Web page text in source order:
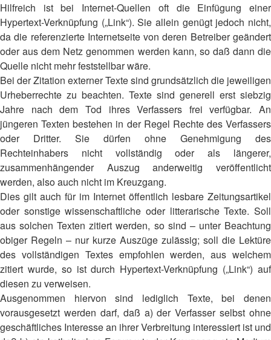
Hilfreich ist bei Internet-Quellen oft die Einfügung einer
Hypertext-Verknüpfung („Link“). Sie allein genügt jedoch nicht,
da die referenzierte Internetseite von deren Betreiber geändert
oder aus dem Netz genommen werden kann, so daß dann die
Quelle nicht mehr feststellbar wäre.
Bei der Zitation externer Texte sind grundsätzlich die jeweiligen
Urheberrechte zu beachten. Texte sind generell erst siebzig
Jahre nach dem Tod ihres Verfassers frei verfügbar. An
jüngeren Texten bestehen in der Regel Rechte des Verfassers
oder Dritter. Sie dürfen ohne Genehmigung des
Rechteinhabers nicht vollständig oder als längerer,
zusammenhängender Auszug anderweitig veröffentlicht
werden, also auch nicht im Kreuzgang.
Dies gilt auch für im Internet öffentlich lesbare Zeitungsartikel
oder sonstige wissenschaftliche oder litterarische Texte. Soll
aus solchen Texten zitiert werden, so sind – unter Beachtung
obiger Regeln – nur kurze Auszüge zulässig; soll die Lektüre
des vollständigen Textes empfohlen werden, aus welchem
zitiert wurde, so ist durch Hypertext-Verknüpfung („Link“) auf
diesen zu verweisen.
Ausgenommen hiervon sind lediglich Texte, bei denen
vorausgesetzt werden darf, daß a) der Verfasser selbst ohne
geschäftliches Interesse an ihrer Verbreitung interessiert ist und